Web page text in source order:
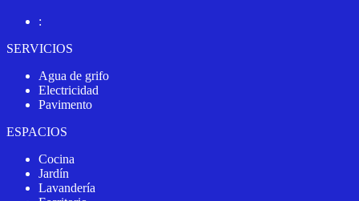
:
SERVICIOS
Agua de grifo
Electricidad
Pavimento
ESPACIOS
Cocina
Jardín
Lavandería